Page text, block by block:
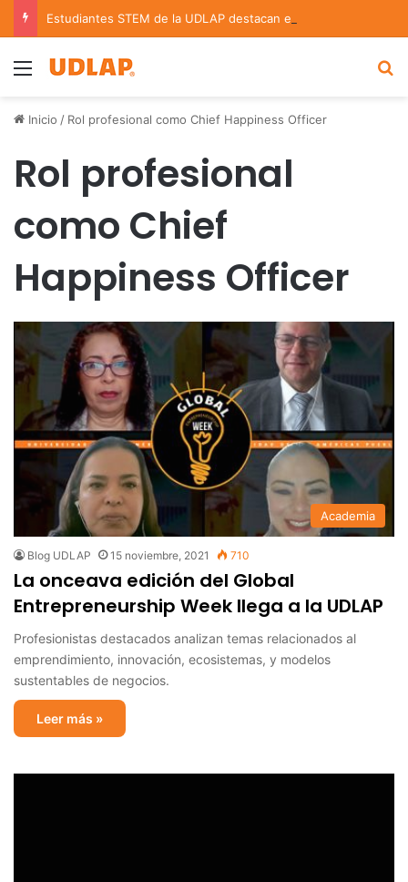
Menu
Inicio / Rol profesional como Chief Happiness Officer
Rol profesional
como Chief
Happiness Officer
Academia
Blog UDLAP 15 noviembre, 2021 710
La onceava edición del Global
Entrepreneurship Week llega a la UDLAP
Profesionistas destacados analizan temas relacionados al
emprendimiento, innovación, ecosistemas, y modelos
sustentables de negocios.
Leer más »